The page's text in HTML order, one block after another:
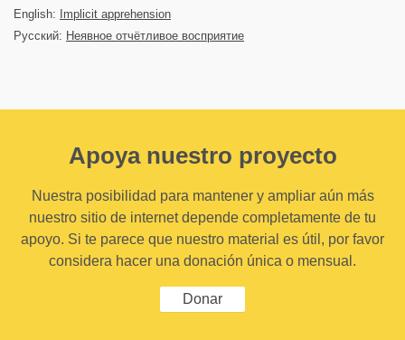
English:
Implicit apprehension
Русский: Неявное отчётливое восприятие
Apoya nuestro proyecto
Nuestra posibilidad para mantener y ampliar aún más
nuestro sitio de internet depende completamente de tu
apoyo. Si te parece que nuestro material es útil, por favor
considera hacer una donación única o mensual.
Donar